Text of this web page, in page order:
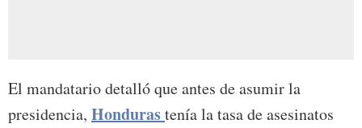
El mandatario detalló que antes de asumir la
presidencia, Hondurastenía la tasa de asesinatos